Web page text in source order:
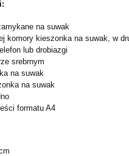
na suwak
komory kieszonka na suwak, w
lub drobiazgi
srebrnym
na suwak
na suwak
formatu A4